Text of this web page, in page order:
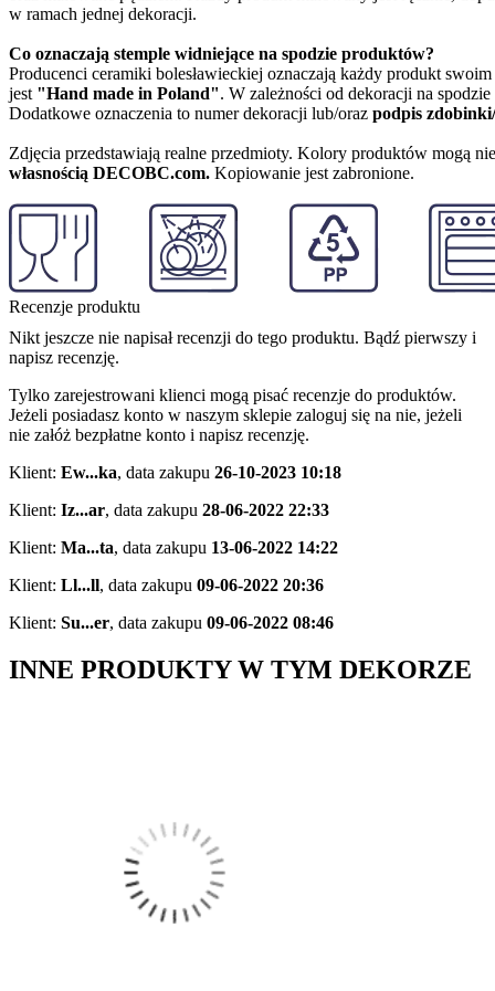
w ramach jednej dekoracji.
Co oznaczają stemple widniejące na spodzie produktów?
Producenci ceramiki bolesławieckiej oznaczają każdy produkt swoim
jest "Hand made in Poland". W zależności od dekoracji na
Dodatkowe oznaczenia to numer dekoracji lub/oraz podpis
Zdjęcia przedstawiają realne przedmioty. Kolory produktów mogą
własnością DECOBC.com. Kopiowanie jest zabronione.
Recenzje produktu
Nikt jeszcze nie napisał recenzji do tego produktu. Bądź pierwszy i
napisz recenzję.
Tylko zarejestrowani klienci mogą pisać recenzje do produktów.
Jeżeli posiadasz konto w naszym sklepie zaloguj się na nie, jeżeli
nie załóż bezpłatne konto i napisz recenzję.
Klient: Ew...ka, data zakupu 26-10-2023 10:18
Klient: Iz...ar, data zakupu 28-06-2022 22:33
Klient: Ma...ta, data zakupu 13-06-2022 14:22
Klient: Ll...ll, data zakupu 09-06-2022 20:36
Klient: Su...er, data zakupu 09-06-2022 08:46
INNE PRODUKTY W TYM DEKORZE